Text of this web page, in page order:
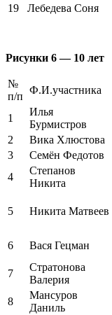
19
Лебедева Соня
Рисунки 6 — 10 лет
№
п/п
Ф.И.участника
1
Илья
Бурмистров
2
Вика Хлюстова
3
Семён Федотов
4
Степанов
Никита
5 Никита Матвеев
6 Вася Гецман
7
Стратонова
Валерия
8
Мансуров
Даниль